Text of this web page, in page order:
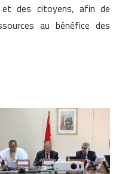
des citoyens, afin de
au bénéfice des